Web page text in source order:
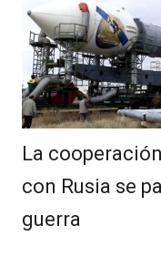
La
con Rusia se
guerra